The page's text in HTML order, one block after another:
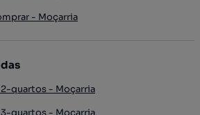
- Moçarria
quartos - Moçarria
quartos - Moçarria